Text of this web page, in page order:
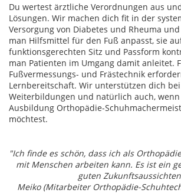
Du wertest ärztliche Verordnungen aus
Lösungen. Wir machen dich fit in der
Versorgung von Diabetes und Rheuma
man Hilfsmittel für den Fuß anpasst, sie
funktionsgerechten Sitz und Passform
man Patienten im Umgang damit anleitet.
Fußvermessungs- und Frästechnik
Lernbereitschaft. Wir unterstützen dich
Weiterbildungen und natürlich auch,
Ausbildung Orthopädie-
möchtest.
"Ich finde es schön, dass ich als
mit Menschen arbeiten kann. Es ist ein
guten
Meiko (Mitarbeiter Orthopädie-